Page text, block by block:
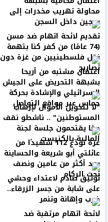
محاولة تهريب مخدرات إلى
سجين داخل السجن
تقديم لائحة اتهام ضد مسن
(74 عامًا) من كفر كنا بتهمة
نقل فلسطينيين من غزة دون
تصاريح
اعتقال مشتبه من أريحا
بشبهة التحريض على الجيش
الإسرائيلي والإشادة بحركة
حماس عبر مواقع التواصل
"لا لتحويل الأموال لإرهاب
المستوطنين" .. ناشطو نقف
معًا يقتحمون جلسة لجنة
المالية بالكنيستغزة تودّع 112 شهيدًا من
عائلتي أبو شريعة والحساينة
بعد أكثر من عامين ونصف
تحت الركام
توثيق صادم لاعتداء وحشي
على شابة من جسر الزرقاء..
ضرب وإهانة وتنمر
لائحة اتهام مرتقبة ضد